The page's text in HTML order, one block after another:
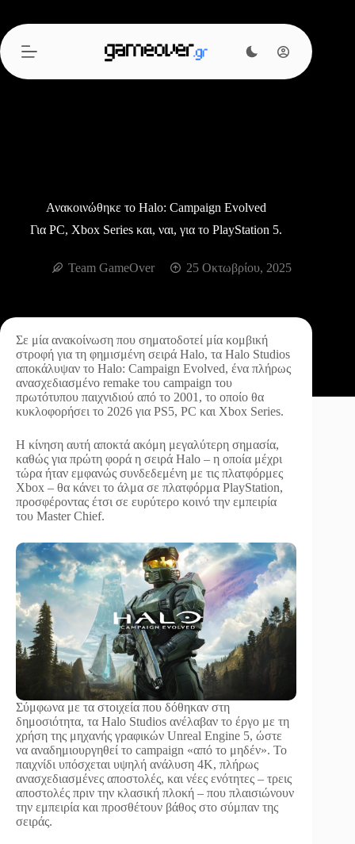
περιεχόμενο
Ανακοινώθηκε το Halo: Campaign Evolved
Για PC, Xbox Series και, ναι, για το PlayStation 5.
Team GameOver 25 Οκτωβρίου, 2025
Σε μία ανακοίνωση που σηματοδοτεί μία κομβική
στροφή για τη φημισμένη σειρά Halo, τα Halo Studios
αποκάλυψαν το Halo: Campaign Evolved, ένα πλήρως
ανασχεδιασμένο remake του campaign του
πρωτότυπου παιχνιδιού από το 2001, το οποίο θα
κυκλοφορήσει το 2026 για PS5, PC και Xbox Series.
Η κίνηση αυτή αποκτά ακόμη μεγαλύτερη σημασία,
καθώς για πρώτη φορά η σειρά Halo – η οποία μέχρι
τώρα ήταν εμφανώς συνδεδεμένη με τις πλατφόρμες
Xbox – θα κάνει το άλμα σε πλατφόρμα PlayStation,
προσφέροντας έτσι σε ευρύτερο κοινό την εμπειρία
του Master Chief.
Σύμφωνα με τα στοιχεία που δόθηκαν στη
δημοσιότητα, τα Halo Studios ανέλαβαν το έργο με τη
χρήση της μηχανής γραφικών Unreal Engine 5, ώστε
να αναδημιουργηθεί το campaign «από το μηδέν». Το
παιχνίδι υπόσχεται υψηλή ανάλυση 4K, πλήρως
ανασχεδιασμένες αποστολές, και νέες ενότητες – τρεις
αποστολές πριν την κλασική πλοκή – που πλαισιώνουν
την εμπειρία και προσθέτουν βάθος στο σύμπαν της
σειράς.